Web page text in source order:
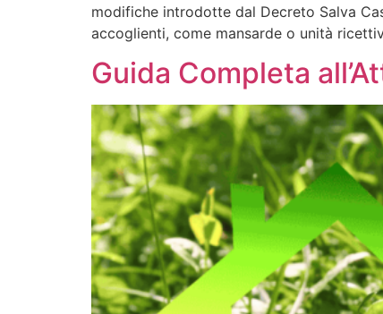
modifiche introdotte dal Decreto Salva
accoglienti, come mansarde o unità
Guida Completa